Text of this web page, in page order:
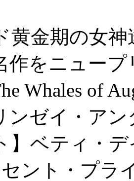
黄金期の女
作をニュー
Whales of
ンゼイ・ア
】ベティ・
ント・プラ